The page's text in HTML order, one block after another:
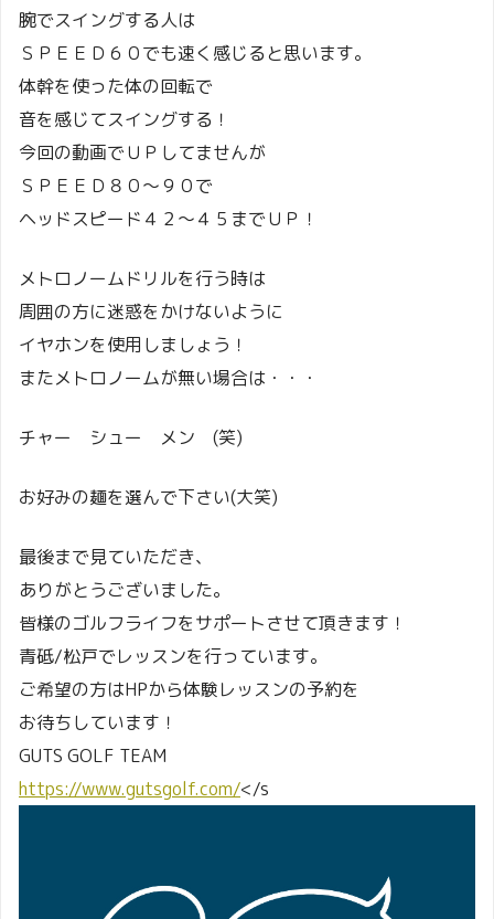
腕でスイングする人は
ＳＰＥＥＤ６０でも速く感じると思います。
体幹を使った体の回転で
音を感じてスイングする！
今回の動画でＵＰしてませんが
ＳＰＥＥＤ８０～９０で
ヘッドスピード４２～４５までＵＰ！
メトロノームドリルを行う時は
周囲の方に迷惑をかけないように
イヤホンを使用しましょう！
またメトロノームが無い場合は・・・
チャー シュー メン (笑)
お好みの麺を選んで下さい(大笑)
最後まで見ていただき、
ありがとうございました。
皆様のゴルフライフをサポートさせて頂きます！
青砥/松戸でレッスンを行っています。
ご希望の方はHPから体験レッスンの予約を
お待ちしています！
GUTS GOLF TEAM
https://www.gutsgolf.com/</s